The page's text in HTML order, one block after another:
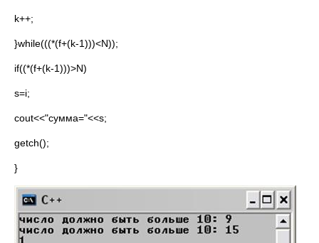
k++;
}while(((*(f+(k-1)))<N));
if((*(f+(k-1)))>N)
s=i;
cout<<"сумма="<<s;
getch();
}